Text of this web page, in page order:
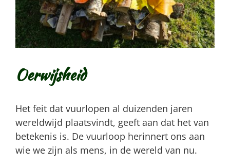
Oerwijsheid
Het feit dat vuurlopen al duizenden jaren
wereldwijd plaatsvindt, geeft aan dat het van
betekenis is. De vuurloop herinnert ons aan
wie we zijn als mens, in de wereld van nu.